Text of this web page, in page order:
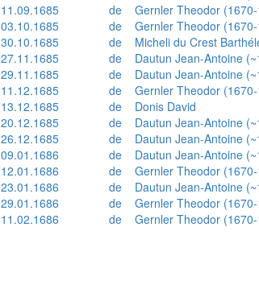
11.09.1685 de Gernler Theodor
03.10.1685 de Gernler Theodor
30.10.1685 de Micheli du Crest
27.11.1685 de Dautun Jean-Antoine
29.11.1685 de Dautun Jean-Antoine
11.12.1685 de Gernler Theodor
13.12.1685 de Donis David
20.12.1685 de Dautun Jean-Antoine
26.12.1685 de Dautun Jean-Antoine
09.01.1686 de Dautun Jean-Antoine
12.01.1686 de Gernler Theodor
23.01.1686 de Dautun Jean-Antoine
29.01.1686 de Gernler Theodor
11.02.1686 de Gernler Theodor